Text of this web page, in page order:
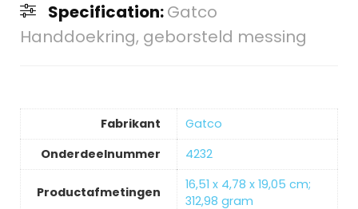
Specification:Gatco
Handdoekring, geborsteld messing
Fabrikant
‎Gatco
Onderdeelnummer
‎4232
Productafmetingen
‎16,51 x 4,78 x 19,05 cm;
312,98 gram